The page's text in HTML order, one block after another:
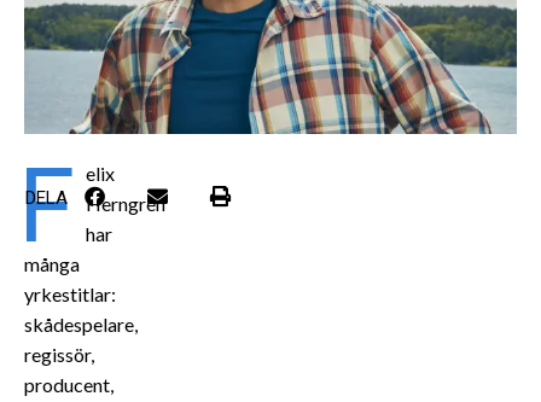
F elix
Herngren
har
många
yrkestitlar:
skådespelare,
regissör,
producent,
DELA